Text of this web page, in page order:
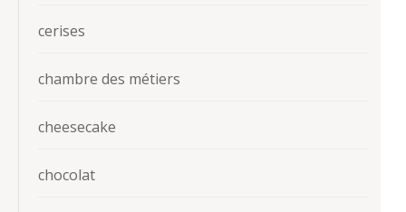
cerises
chambre des métiers
cheesecake
chocolat